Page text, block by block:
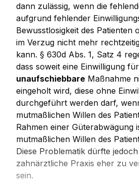
dann zulässig, wenn die
aufgrund fehlender
Bewusstlosigkeit des Patienten
im Verzug nicht mehr
kann. § 630d Abs. 1, Satz 4
dass soweit eine Einwilligung
unaufschiebbare Maßnahme
eingeholt wird, diese ohne
durchgeführt werden darf,
mutmaßlichen Willen des
Rahmen einer Güterabwägung
mutmaßlichen Willen des
Diese Problematik dürfte
zahnärztliche Praxis eher zu
sein.